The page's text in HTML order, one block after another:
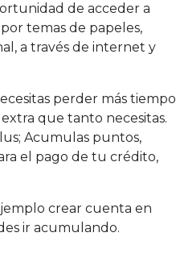
de acceder a
temas de papeles,
a través de internet y
perder más tiempo
que tanto necesitas.
Acumulas puntos,
el pago de tu crédito,
crear cuenta en
ir acumulando.